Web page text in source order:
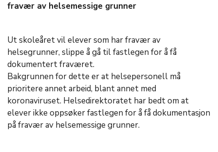
fravær av helsemessige grunner
Ut skoleåret vil elever som har fravær av
helsegrunner, slippe å gå til fastlegen for å få
dokumentert fraværet.
Bakgrunnen for dette er at helsepersonell må
prioritere annet arbeid, blant annet med
koronaviruset. Helsedirektoratet har bedt om at
elever ikke oppsøker fastlegen for å få dokumentasjon
på fravær av helsemessige grunner.